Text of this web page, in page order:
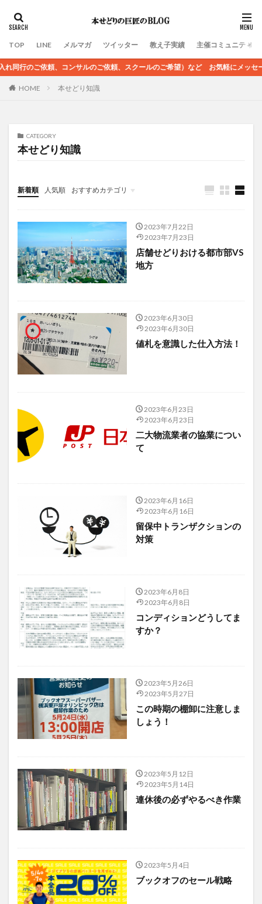
TOP LINE メルマガ ツイッター 教え子実績 主催コミュニティ
サルのご依頼、スクールのご希望）など お気軽にメッセージください
HOME 本せどり知識
CATEGORY
本せどり知識
新着順 人気順 おすすめカテゴリ
未分類
2023年7月22日
2023年7月23日
店舗せどりおける都市部VS
地方
2023年6月30日
2023年6月30日
値札を意識した仕入方法！
2023年6月23日
2023年6月23日
二大物流業者の協業につい
て
2023年6月16日
2023年6月16日
留保中トランザクションの
対策
2023年6月8日
2023年6月8日
コンディションどうしてま
すか？
2023年5月26日
2023年5月27日
この時期の棚卸に注意しま
しょう！
2023年5月12日
2023年5月14日
連休後の必ずやるべき作業
2023年5月4日
ブックオフのセール戦略